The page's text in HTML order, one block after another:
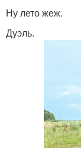
Ну лето жеж.
Дуэль.